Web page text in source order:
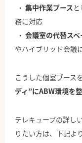
集中作業ブース
務に対応
会議室の代替スペ
やハイブリッド会議
こうした個室ブース
ディ”にABW環境を
テレキューブの詳し
りたい方は、下記より